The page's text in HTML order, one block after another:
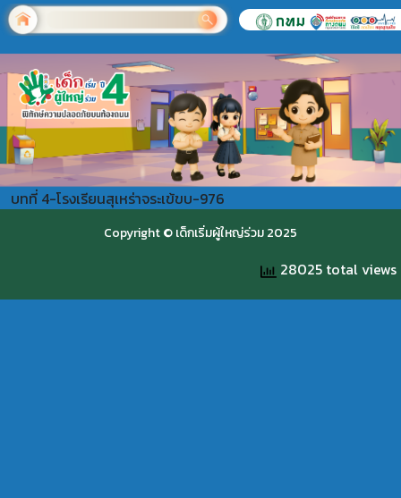
บทที่ 4-โรงเรียนสุเหร่าจระเข้ขบ-976
Copyright © เด็กเริ่มผู้ใหญ่ร่วม 2025
28025 total views